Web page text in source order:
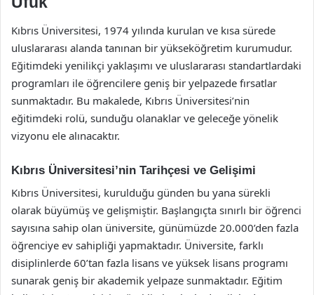
Kıbrıs Üniversitesi, 1974 yılında kurulan ve kısa sürede
uluslararası alanda tanınan bir yükseköğretim kurumudur.
Eğitimdeki yenilikçi yaklaşımı ve uluslararası standartlardaki
programları ile öğrencilere geniş bir yelpazede fırsatlar
sunmaktadır. Bu makalede, Kıbrıs Üniversitesi’nin
eğitimdeki rolü, sunduğu olanaklar ve geleceğe yönelik
vizyonu ele alınacaktır.
Kıbrıs Üniversitesi’nin Tarihçesi ve Gelişimi
Kıbrıs Üniversitesi, kurulduğu günden bu yana sürekli
olarak büyümüş ve gelişmiştir. Başlangıçta sınırlı bir öğrenci
sayısına sahip olan üniversite, günümüzde 20.000’den fazla
öğrenciye ev sahipliği yapmaktadır. Üniversite, farklı
disiplinlerde 60’tan fazla lisans ve yüksek lisans programı
sunarak geniş bir akademik yelpaze sunmaktadır. Eğitim